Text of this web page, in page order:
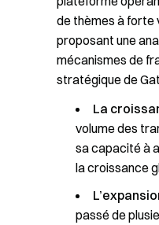
de thèmes à forte
proposant une
mécanismes de
stratégique de
La
volume des
sa capacité à
la croissance
passé de